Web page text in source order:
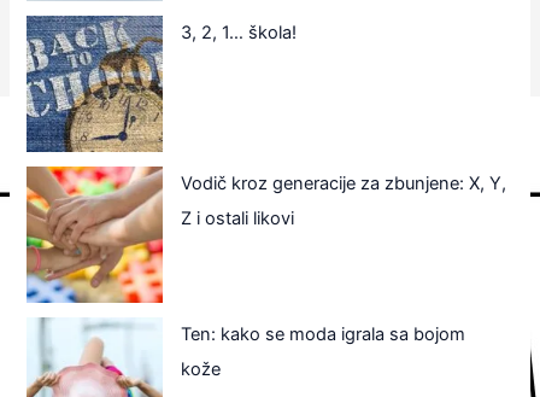
3, 2, 1… škola!
Vodič kroz generacije za zbunjene: X, Y,
Z i ostali likovi
Ten: kako se moda igrala sa bojom
kože